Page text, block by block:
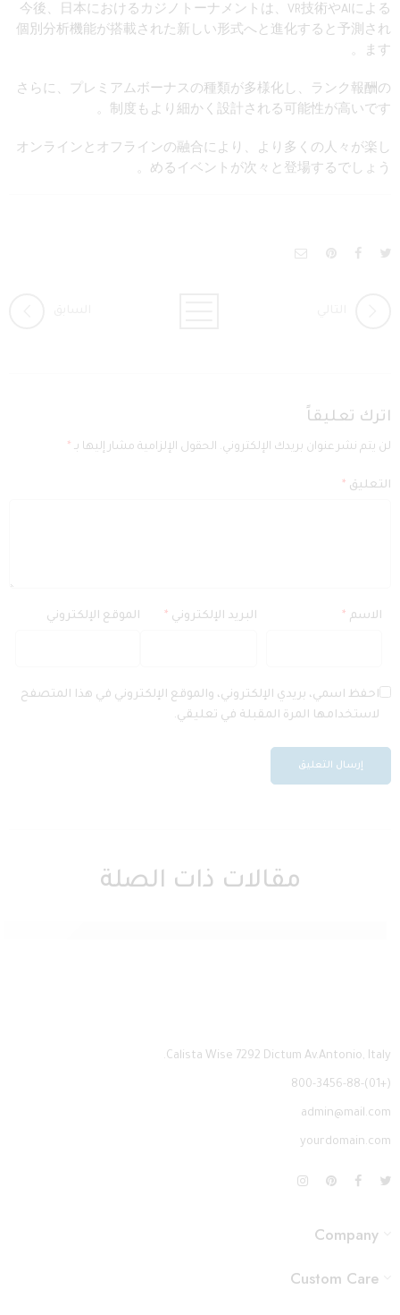
今後、日本におけるカジノトーナメントは、VR技術やAIによる
個別分析機能が搭載された新しい形式へと進化すると予測され
ます。
さらに、プレミアムボーナスの種類が多様化し、ランク報酬の
制度もより細かく設計される可能性が高いです。
オンラインとオフラインの融合により、より多くの人々が楽し
めるイベントが次々と登場するでしょう。
اترك تعليقاً
لن يتم نشر عنوان بريدك الإلكتروني. الحقول الإلزامية مشار إليها بـ *
التعليق *
الاسم * البريد الإلكتروني * الموقع الإلكتروني
احفظ اسمي، بريدي الإلكتروني، والموقع الإلكتروني في هذا المتصفح
لاستخدامها المرة المقبلة في تعليقي.
مقالات ذات الصلة
Calista Wise 7292 Dictum Av.Antonio, Italy.
(+01)-800-3456-88
admin@mail.com
yourdomain.com
Company
Custom Care